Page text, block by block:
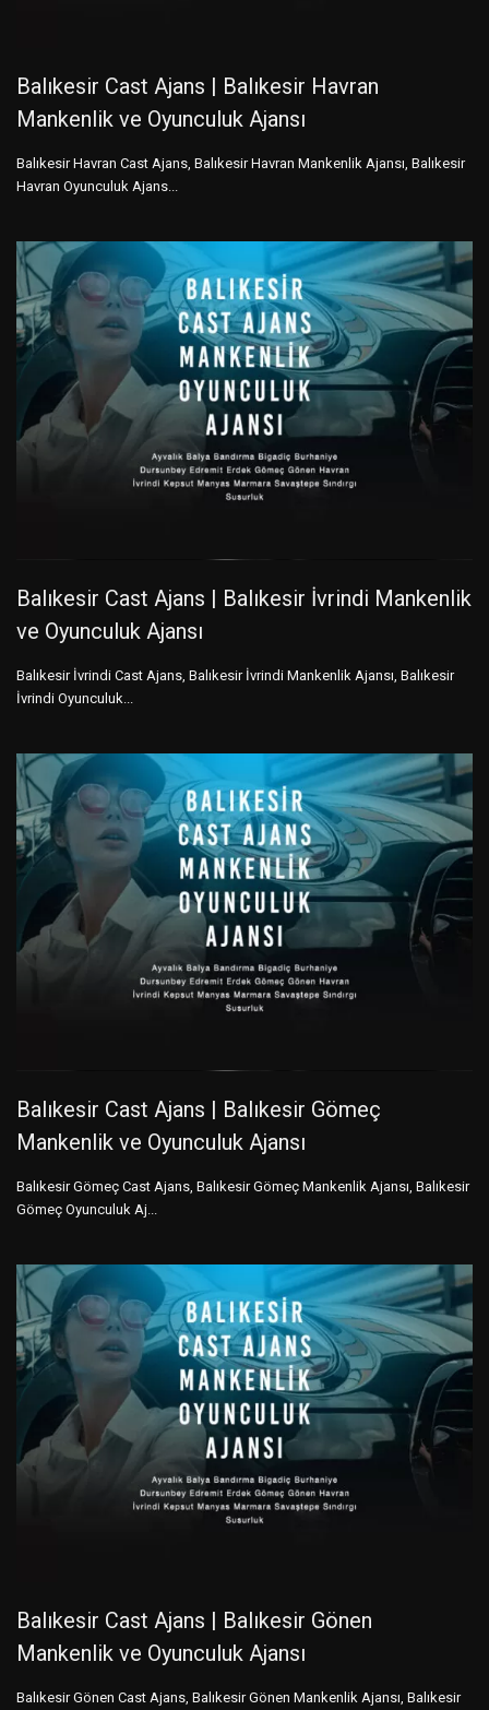
Balıkesir Cast Ajans | Balıkesir Havran
Mankenlik ve Oyunculuk Ajansı
Balıkesir Havran Cast Ajans, Balıkesir Havran Mankenlik Ajansı, Balıkesir
Havran Oyunculuk Ajans...
Balıkesir Cast Ajans | Balıkesir İvrindi Mankenlik
ve Oyunculuk Ajansı
Balıkesir İvrindi Cast Ajans, Balıkesir İvrindi Mankenlik Ajansı, Balıkesir
İvrindi Oyunculuk...
Balıkesir Cast Ajans | Balıkesir Gömeç
Mankenlik ve Oyunculuk Ajansı
Balıkesir Gömeç Cast Ajans, Balıkesir Gömeç Mankenlik Ajansı, Balıkesir
Gömeç Oyunculuk Aj...
Balıkesir Cast Ajans | Balıkesir Gönen
Mankenlik ve Oyunculuk Ajansı
Balıkesir Gönen Cast Ajans, Balıkesir Gönen Mankenlik Ajansı, Balıkesir